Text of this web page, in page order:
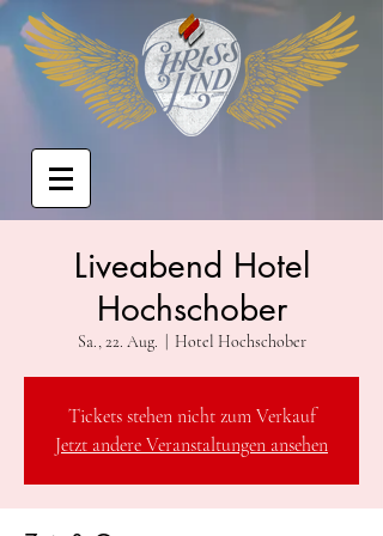
Liveabend Hotel
Hochschober
Sa., 22. Aug. Hotel Hochschober
Tickets stehen nicht zum Verkauf
Jetzt andere Veranstaltungen ansehen